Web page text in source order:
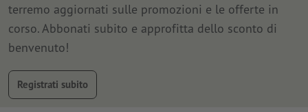
terremo aggiornati sulle promozioni e le offerte in
corso. Abbonati subito e approfitta dello sconto di
benvenuto!
Registrati subito